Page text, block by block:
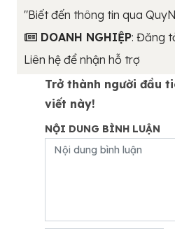
"Biết đến thông tin qua
DOANH NGHIỆP: Đăng
Liên hệ để nhận hỗ trợ
Trở thành người đầu
viết này!
NỘI DUNG BÌNH LUẬN